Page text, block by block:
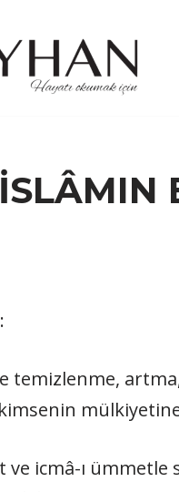
İSLÂMIN
temizlenme,
ve icmâ-ı